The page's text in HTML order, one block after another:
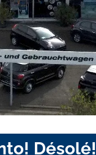
Désolé!